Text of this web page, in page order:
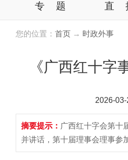
专 题 直
您的位置： 首页 → 时政外事
《广西红十
2026-
摘要提示： 广西红十字会第十
并讲话，第十届理事会理事参